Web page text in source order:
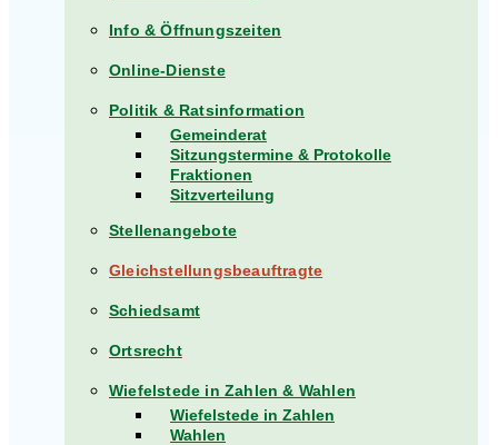
Info & Öffnungszeiten
Online-Dienste
Politik & Ratsinformation
Gemeinderat
Sitzungstermine & Protokolle
Fraktionen
Sitzverteilung
Stellenangebote
Gleichstellungsbeauftragte
Schiedsamt
Ortsrecht
Wiefelstede in Zahlen & Wahlen
Wiefelstede in Zahlen
Wahlen